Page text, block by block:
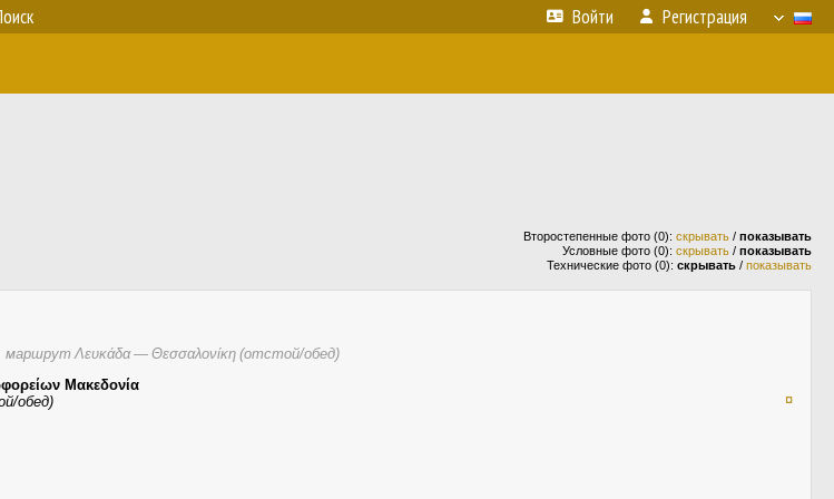
Войти Регистрация
Второстепенные фото (0): скрывать / показывать
Условные фото (0): скрывать / показывать
Технические фото (0): скрывать / показывать
маршрут Λευκάδα — Θεσσαλονίκη (отстой/обед)
Μακεδονία
обед) ¤